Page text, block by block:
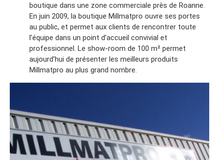
boutique dans une zone commerciale près de Roanne.
En juin 2009, la boutique Millmatpro ouvre ses portes
au public, et permet aux clients de rencontrer toute
l’équipe dans un point d’accueil convivial et
professionnel. Le show-room de 100 m² permet
aujourd’hui de présenter les meilleurs produits
Millmatpro au plus grand nombre.